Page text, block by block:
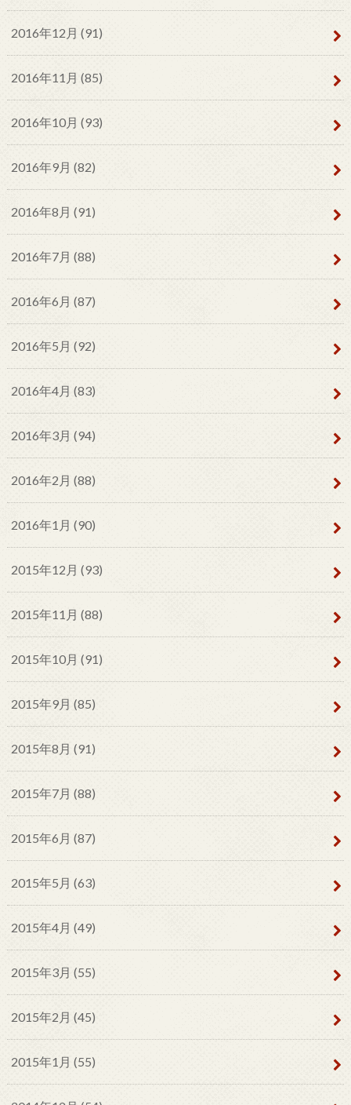
2016年12月 (91)
2016年11月 (85)
2016年10月 (93)
2016年9月 (82)
2016年8月 (91)
2016年7月 (88)
2016年6月 (87)
2016年5月 (92)
2016年4月 (83)
2016年3月 (94)
2016年2月 (88)
2016年1月 (90)
2015年12月 (93)
2015年11月 (88)
2015年10月 (91)
2015年9月 (85)
2015年8月 (91)
2015年7月 (88)
2015年6月 (87)
2015年5月 (63)
2015年4月 (49)
2015年3月 (55)
2015年2月 (45)
2015年1月 (55)